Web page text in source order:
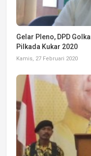
Gelar Pleno, DPD
Pilkada Kukar 2020
Kamis, 27 Februari 2020